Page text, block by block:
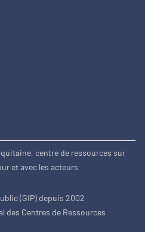
centre de ressources sur
et avec les acteurs
(GIP) depuis 2002
des Centres de Ressources